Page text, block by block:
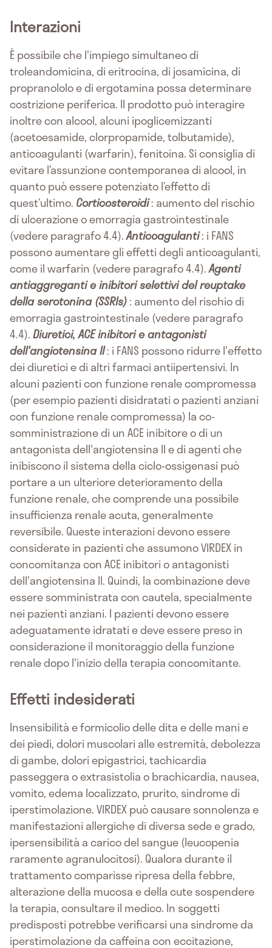
Interazioni
È possibile che l'impiego simultaneo di
troleandomicina, di eritrocina, di josamicina, di
propranololo e di ergotamina possa determinare
costrizione periferica. Il prodotto può interagire
inoltre con alcool, alcuni ipoglicemizzanti
(acetoesamide, clorpropamide, tolbutamide),
anticoagulanti (warfarin), fenitoina. Si consiglia di
evitare l’assunzione contemporanea di alcool, in
quanto può essere potenziato l’effetto di
quest’ultimo. Corticosteroidi: aumento del rischio
di ulcerazione o emorragia gastrointestinale
(vedere paragrafo 4.4).Anticoagulanti: i FANS
possono aumentare gli effetti degli anticoagulanti,
come il warfarin (vedere paragrafo 4.4).Agenti
antiaggreganti e inibitori selettivi del reuptake
della serotonina (SSRIs): aumento del rischio di
emorragia gastrointestinale (vedere paragrafo
4.4).Diuretici, ACE inibitori e antagonisti
dell'angiotensina II: i FANS possono ridurre l'effetto
dei diuretici e di altri farmaci antiipertensivi. In
alcuni pazienti con funzione renale compromessa
(per esempio pazienti disidratati o pazienti anziani
con funzione renale compromessa) la co-
somministrazione di un ACE inibitore o di un
antagonista dell'angiotensina II e di agenti che
inibiscono il sistema della ciclo-ossigenasi può
portare a un ulteriore deterioramento della
funzione renale, che comprende una possibile
insufficienza renale acuta, generalmente
reversibile. Queste interazioni devono essere
considerate in pazienti che assumono VIRDEX in
concomitanza con ACE inibitori o antagonisti
dell'angiotensina II. Quindi, la combinazione deve
essere somministrata con cautela, specialmente
nei pazienti anziani. I pazienti devono essere
adeguatamente idratati e deve essere preso in
considerazione il monitoraggio della funzione
renale dopo l'inizio della terapia concomitante.
Effetti indesiderati
Insensibilità e formicolio delle dita e delle mani e
dei piedi, dolori muscolari alle estremità, debolezza
di gambe, dolori epigastrici, tachicardia
passeggera o extrasistolia o brachicardia, nausea,
vomito, edema localizzato, prurito, sindrome di
iperstimolazione. VIRDEX può causare sonnolenza e
manifestazioni allergiche di diversa sede e grado,
ipersensibilità a carico del sangue (leucopenia
raramente agranulocitosi). Qualora durante il
trattamento comparisse ripresa della febbre,
alterazione della mucosa e della cute sospendere
la terapia, consultare il medico. In soggetti
predisposti potrebbe verificarsi una sindrome da
iperstimolazione da caffeina con eccitazione,